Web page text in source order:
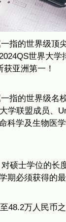
指的世界级顶
世界大
亚洲第一！
指的世界级名
学联盟成员、
科学及生物医
硕士学位的长
期必须获得的最
48.2万人民币